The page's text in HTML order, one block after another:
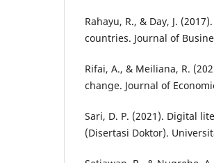
Rahayu, R., & Day, J.
countries. Journal of
Rifai, A., & Meiliana, R.
change. Journal of
Sari, D. P. (2021). Digital
(Disertasi Doktor).